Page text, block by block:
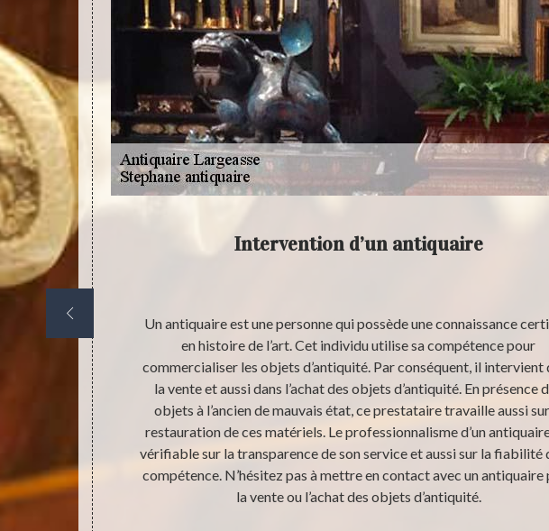
il est
choses
Intervention d’un antiquaire
Un antiquaire est une personne qui possède une connaissance
en histoire de l’art. Cet individu utilise sa compétence pour
commercialiser les objets d’antiquité. Par conséquent, il intervient
la vente et aussi dans l’achat des objets d’antiquité. En présence
objets à l’ancien de mauvais état, ce prestataire travaille aussi
restauration de ces matériels. Le professionnalisme d’un
vérifiable sur la transparence de son service et aussi sur la fiabilité
compétence. N’hésitez pas à mettre en contact avec un antiquaire
la vente ou l’achat des objets d’antiquité.